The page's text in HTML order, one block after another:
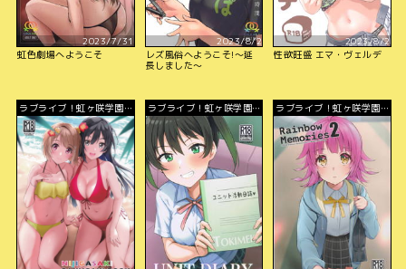
2023/7/31
虹色劇場へようこそ
2023/8/2
レズ風俗へようこそ!～延
長しました～
2023/8/2
性欲旺盛 エマ・ヴェルデ
ラブライブ！虹ヶ咲学園ス
クールアイドル同好会
ラブライブ！虹ヶ咲学園ス
クールアイドル同好会
ラブライブ！虹ヶ咲学園ス
クールアイドル同好会